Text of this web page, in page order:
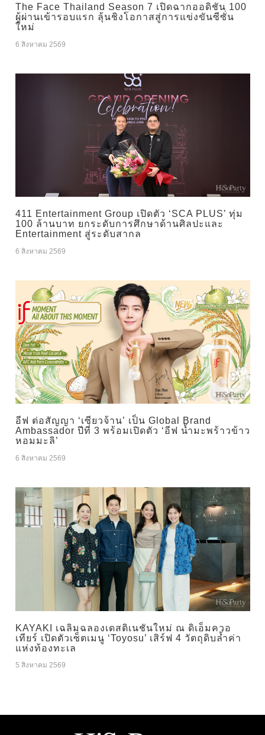
The Face Thailand Season 7 เปิดฉากออดิชัน 100
ผู้ผ่านเข้ารอบแรก ลุ้นชิงโอกาสสู่การแข่งขันซีซั่น
ใหม่
6 สิงหาคม 2569
411 Entertainment Group เปิดตัว ‘SCA PLUS’ ทุ่ม
100 ล้านบาท ยกระดับการศึกษาด้านศิลปะและ
Entertainment สู่ระดับสากล
6 สิงหาคม 2569
อีฟ ต่อสัญญา ‘เซียวจ้าน’ เป็น Global Brand
Ambassador ปีที่ 3 พร้อมเปิดตัว ‘อีฟ น้ำมะพร้าวข้าว
หอมมะลิ’
6 สิงหาคม 2569
KAYAKI เฉลิมฉลองเดสติเนชันใหม่ ณ ดิเอ็มควอ
เทียร์ เปิดตัวเซ็ตเมนู ‘Toyosu’ เสิร์ฟ 4 วัตถุดิบล้ำค่า
แห่งท้องทะเล
5 สิงหาคม 2569